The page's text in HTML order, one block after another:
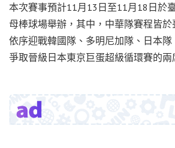
本次賽事預計11月13日至11月18日於
母棒球場舉辦，其中，中華隊賽程皆
依序迎戰韓國隊、多明尼加隊、日本隊
爭取晉級日本東京巨蛋超級循環賽的兩